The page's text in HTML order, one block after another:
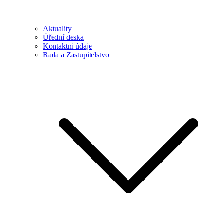
Aktuality
Úřední deska
Kontaktní údaje
Rada a Zastupitelstvo